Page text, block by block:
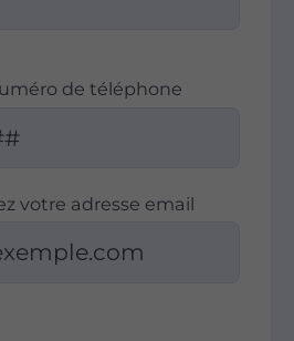
de téléphone
votre adresse email